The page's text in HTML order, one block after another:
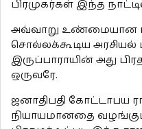
பிரமுகர்கள் இந்த
அவ்வாறு உண்மையான
சொல்லக்கூடிய அரசியல்
இருப்பாராயின் அது
ஒருவரே.
ஜனாதிபதி கோட்டாபய
நியாயமானதை